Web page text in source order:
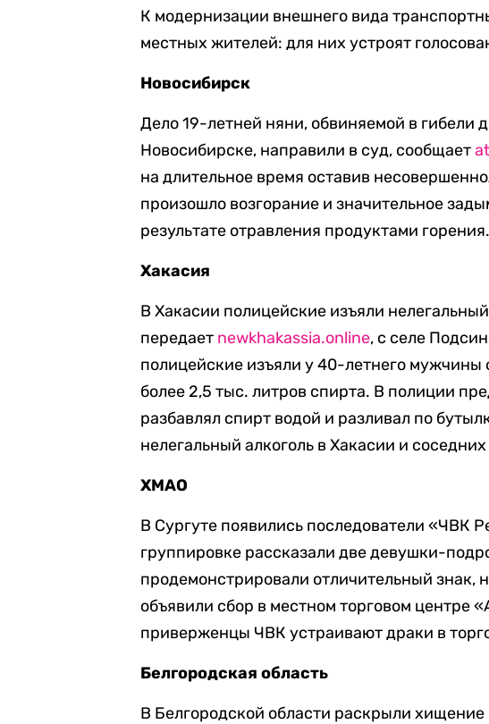
К модернизации внешнего вида
местных жителей: для них устроят
Новосибирск
Дело 19-летней няни, обвиняемой в гибели
Новосибирске, направили в суд, сообщает
на длительное время оставив
произошло возгорание и значительное
результате отравления продуктами горения.
Хакасия
В Хакасии полицейские изъяли
передает newkhakassia.online, с селе
полицейские изъяли у 40-летнего мужчины
более 2,5 тыс. литров спирта. В полиции
разбавлял спирт водой и разливал по
нелегальный алкоголь в Хакасии и
ХМАО
В Сургуте появились последователи «ЧВК
группировке рассказали две девушки-
продемонстрировали отличительный знак,
объявили сбор в местном торговом центре
приверженцы ЧВК устраивают драки в
Белгородская область
В Белгородской области раскрыли